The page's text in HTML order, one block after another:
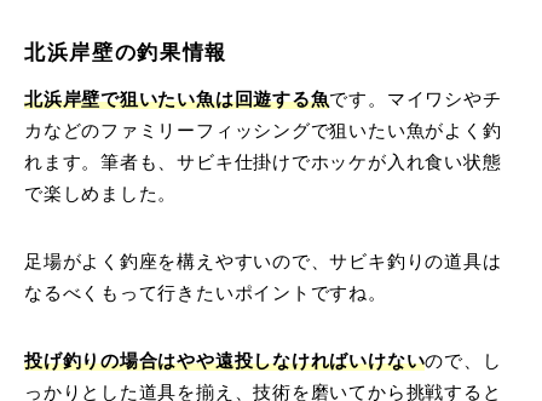
北浜岸壁の釣果情報
北浜岸壁で狙いたい魚は回遊する魚です。マイワシやチ
カなどのファミリーフィッシングで狙いたい魚がよく釣
れます。筆者も、サビキ仕掛けでホッケが入れ食い状態
で楽しめました。
足場がよく釣座を構えやすいので、サビキ釣りの道具は
なるべくもって行きたいポイントですね。
投げ釣りの場合はやや遠投しなければいけないので、し
っかりとした道具を揃え、技術を磨いてから挑戦すると